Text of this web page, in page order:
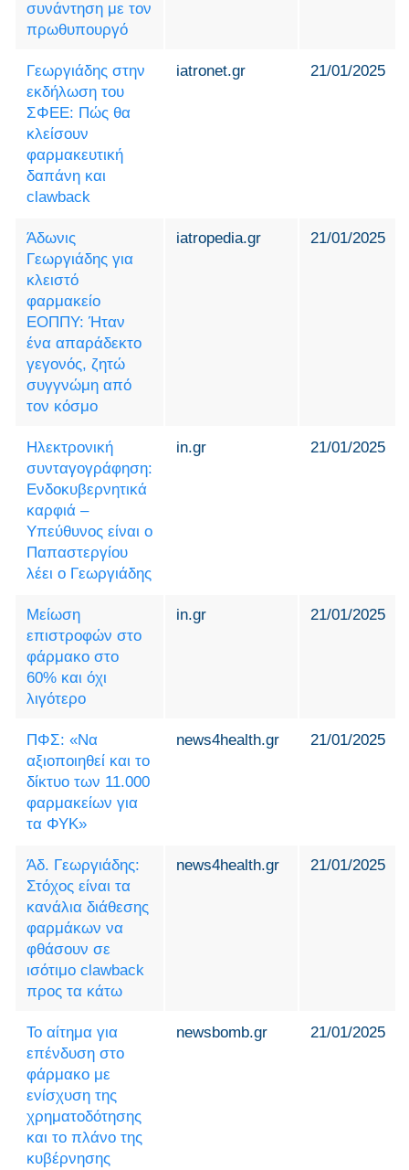
συνάντηση με τον
πρωθυπουργό
Γεωργιάδης στην
εκδήλωση του
ΣΦΕΕ: Πώς θα
κλείσουν
φαρμακευτική
δαπάνη και
clawback
iatronet.gr 21/01/2025
Άδωνις
Γεωργιάδης για
κλειστό
φαρμακείο
ΕΟΠΠΥ: Ήταν
ένα απαράδεκτο
γεγονός, ζητώ
συγγνώμη από
τον κόσμο
iatropedia.gr 21/01/2025
Ηλεκτρονική
συνταγογράφηση:
Ενδοκυβερνητικά
καρφιά –
Υπεύθυνος είναι ο
Παπαστεργίου
λέει ο Γεωργιάδης
in.gr 21/01/2025
Μείωση
επιστροφών στο
φάρμακο στο
60% και όχι
λιγότερο
in.gr 21/01/2025
ΠΦΣ: «Να
αξιοποιηθεί και το
δίκτυο των 11.000
φαρμακείων για
τα ΦΥΚ»
news4health.gr 21/01/2025
Άδ. Γεωργιάδης:
Στόχος είναι τα
κανάλια διάθεσης
φαρμάκων να
φθάσουν σε
ισότιμο clawback
προς τα κάτω
news4health.gr 21/01/2025
Το αίτημα για
επένδυση στο
φάρμακο με
ενίσχυση της
χρηματοδότησης
και το πλάνο της
κυβέρνησης
newsbomb.gr 21/01/2025